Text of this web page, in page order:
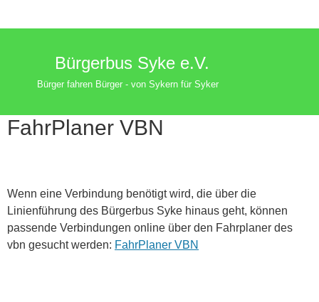
Bürgerbus Syke e.V.
Bürger fahren Bürger - von Sykern für Syker
FahrPlaner VBN
Wenn eine Verbindung benötigt wird, die über die
Linienführung des Bürgerbus Syke hinaus geht, können
passende Verbindungen online über den Fahrplaner des
vbn gesucht werden: FahrPlaner VBN